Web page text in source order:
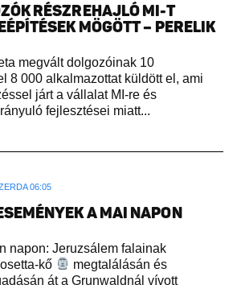
RÉSZREHAJLÓ MI-T
MÖGÖTT – PERELIK
megvált dolgozóinak 10
8 000 alkalmazottat küldött el, ami
járt a vállalat MI-re és
fejlesztései miatt...
06:05
A MAI NAPON
napon: Jeruzsálem falainak
kő
megtalálásán és
át a Grunwaldnál vívott